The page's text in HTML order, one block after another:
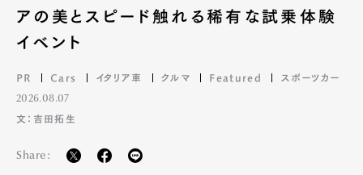
アの美とスピード触れる稀有な試乗体験
イベント
PR Cars イタリア車 クルマ Featured スポーツカー
2026.08.07
文：吉田拓生
Share: